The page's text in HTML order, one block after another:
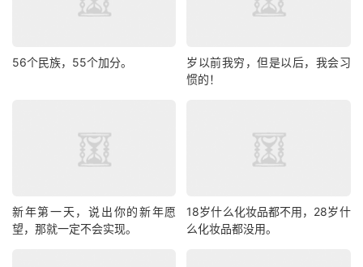
56个民族，55个加分。
岁以前我穷，但是以后，我会习
惯的！
新年第一天，说出你的新年愿
望，那就一定不会实现。
18岁什么化妆品都不用，28岁什
么化妆品都没用。